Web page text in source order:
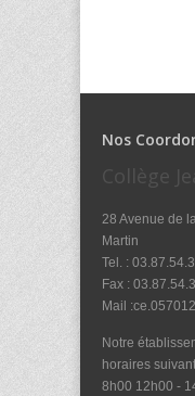
Nos
Collège
28 Avenue de
Martin
Tel. :
Fax :
Mail
Notre
horaires
8h00 12h00 -